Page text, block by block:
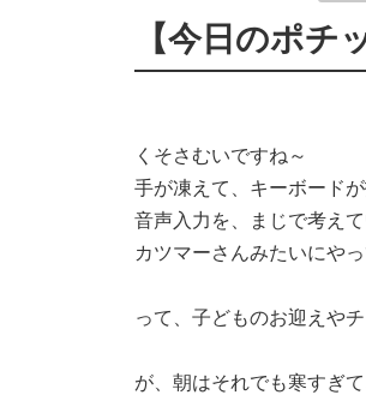
【今日のポ
くそさむいですね～
手が凍えて、キーボード
音声入力を、まじで考えて
カツマーさんみたいにや
って、子どものお迎えや
が、朝はそれでも寒すぎ